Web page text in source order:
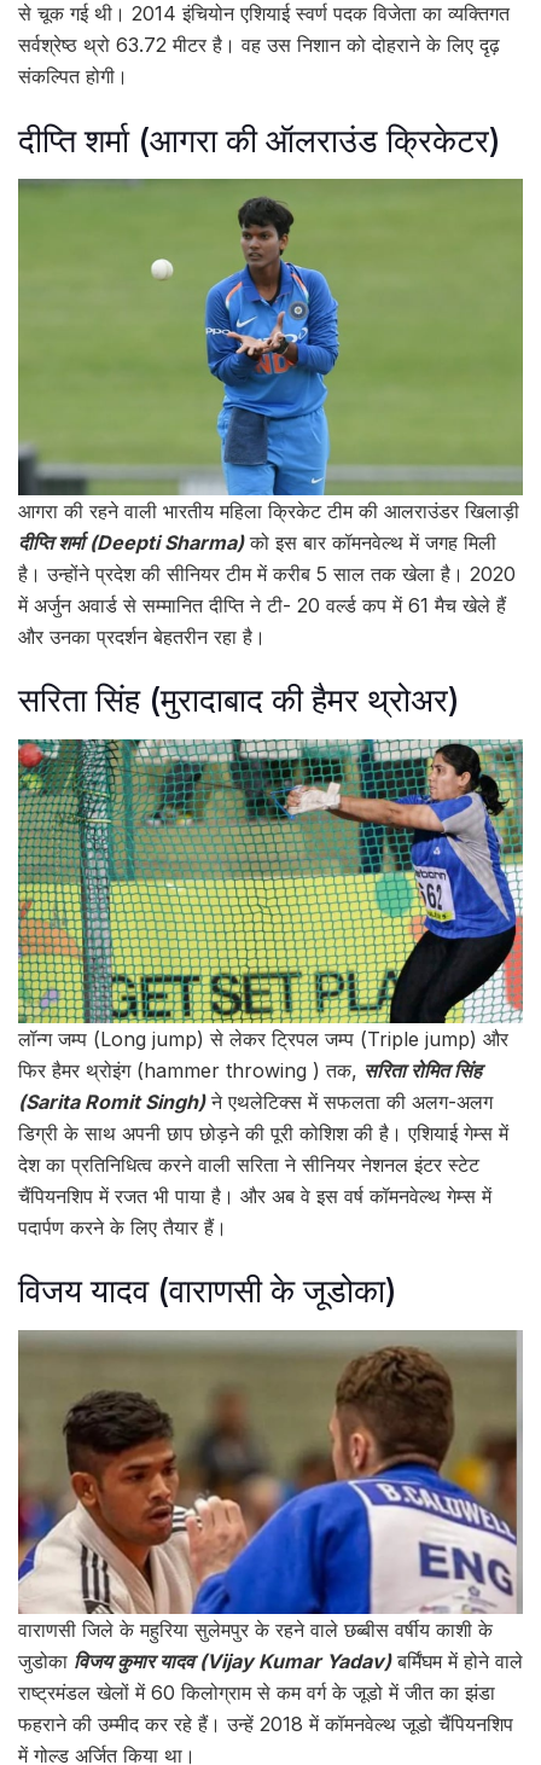
से चूक गई थी। 2014 इंचियोन एशियाई स्वर्ण पदक विजेता का व्यक्तिगत
सर्वश्रेष्ठ थ्रो 63.72 मीटर है। वह उस निशान को दोहराने के लिए दृढ़
संकल्पित होगी।
दीप्ति शर्मा (आगरा की ऑलराउंड क्रिकेटर)
आगरा की रहने वाली भारतीय महिला क्रिकेट टीम की आलराउंडर खिलाड़ी
दीप्ति शर्मा (Deepti Sharma)को इस बार कॉमनवेल्थ में जगह मिली
है। उन्होंने प्रदेश की सीनियर टीम में करीब 5 साल तक खेला है। 2020
में अर्जुन अवार्ड से सम्मानित दीप्ति ने टी- 20 वर्ल्ड कप में 61 मैच खेले हैं
और उनका प्रदर्शन बेहतरीन रहा है।
सरिता सिंह (मुरादाबाद की हैमर थ्रोअर)
लॉन्ग जम्प (Long jump) से लेकर ट्रिपल जम्प (Triple jump) और
फिर हैमर थ्रोइंग (hammer throwing ) तक, सरिता रोमित सिंह
(Sarita Romit Singh)ने एथलेटिक्स में सफलता की अलग-अलग
डिग्री के साथ अपनी छाप छोड़ने की पूरी कोशिश की है। एशियाई गेम्स में
देश का प्रतिनिधित्व करने वाली सरिता ने सीनियर नेशनल इंटर स्टेट
चैंपियनशिप में रजत भी पाया है। और अब वे इस वर्ष कॉमनवेल्थ गेम्स में
पदार्पण करने के लिए तैयार हैं।
विजय यादव (वाराणसी के जूडोका)
वाराणसी जिले के महुरिया सुलेमपुर के रहने वाले छब्बीस वर्षीय काशी के
जुडोका विजय कुमार यादव (Vijay Kumar Yadav)बर्मिंघम में होने वाले
राष्ट्रमंडल खेलों में 60 किलोग्राम से कम वर्ग के जूडो में जीत का झंडा
फहराने की उम्मीद कर रहे हैं। उन्हें 2018 में कॉमनवेल्थ जूडो चैंपियनशिप
में गोल्ड अर्जित किया था।